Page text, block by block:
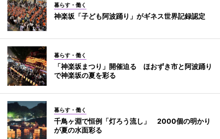
暮らす・働く
神楽坂「子ども阿波踊り」がギネス世界記録認定
暮らす・働く
「神楽坂まつり」開催迫る ほおずき市と阿波踊り
で神楽坂の夏を彩る
暮らす・働く
千鳥ヶ淵で恒例「灯ろう流し」 2000個の明かり
が夏の水面彩る